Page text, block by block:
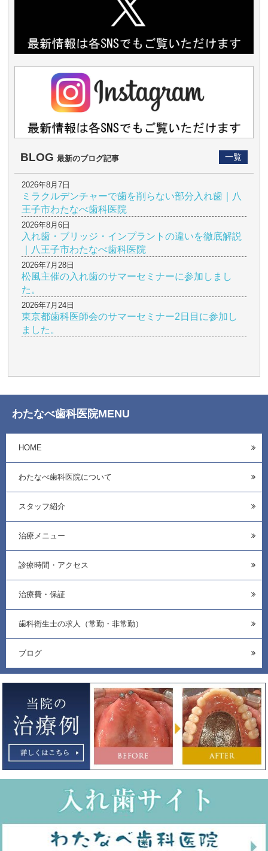
BLOG 最新のブログ記事 一覧
2026年8月7日
ミラクルデンチャーで歯を削らない部分入れ歯｜八
王子市わたなべ歯科医院
2026年8月6日
入れ歯・ブリッジ・インプラントの違いを徹底解説
｜八王子市わたなべ歯科医院
2026年7月28日
松風主催の入れ歯のサマーセミナーに参加しまし
た。
2026年7月24日
東京都歯科医師会のサマーセミナー2日目に参加し
ました。
わたなべ歯科医院MENU
HOME
わたなべ歯科医院について
スタッフ紹介
治療メニュー
診療時間・アクセス
治療費・保証
歯科衛生士の求人（常勤・非常勤）
ブログ